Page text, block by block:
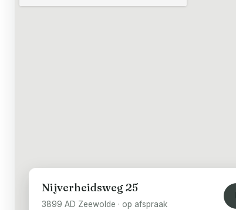
Nijverheidsweg 25
3899 AD Zeewolde · op afspraak